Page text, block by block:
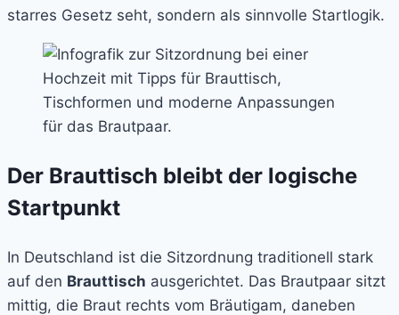
starres Gesetz seht, sondern als sinnvolle Startlogik.
Der Brauttisch bleibt der logische
Startpunkt
In Deutschland ist die Sitzordnung traditionell stark
auf den Brauttisch ausgerichtet. Das Brautpaar sitzt
mittig, die Braut rechts vom Bräutigam, daneben